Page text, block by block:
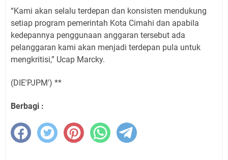
“Kami akan selalu terdepan dan konsisten mendukung
setiap program pemerintah Kota Cimahi dan apabila
kedepannya penggunaan anggaran tersebut ada
pelanggaran kami akan menjadi terdepan pula untuk
mengkritisi,” Ucap Marcky.
(DIE'PJPM') **
Berbagi :